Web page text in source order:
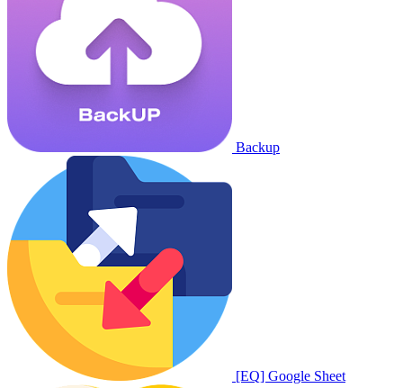
Backup
[EQ] Google Sheet